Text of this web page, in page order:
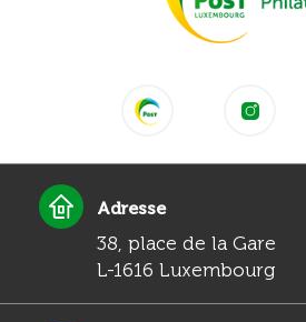
Adresse
38, place de la Gare
L-1616 Luxembourg